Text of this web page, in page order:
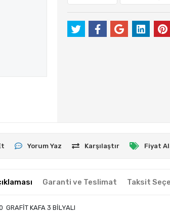
Yorum Yaz Karşılaştır Fiyat
Garanti ve Teslimat Taksit
GRAFİT KAFA 3 BİLYALI